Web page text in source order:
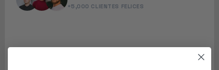
+5,000 CLIENTES FELICES